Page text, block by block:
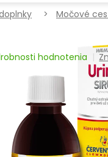
Močové
hodnotenia